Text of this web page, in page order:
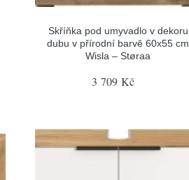
Skříňka pod umyvadlo v dekoru
dubu v přírodní barvě 60x55 cm
Wisla – Støraa
3 709 Kč